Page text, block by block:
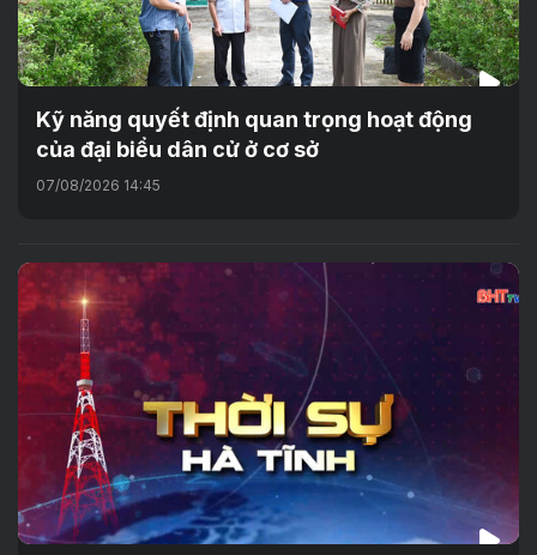
Kỹ năng quyết định quan trọng hoạt động
của đại biểu dân cử ở cơ sở
07/08/2026 14:45